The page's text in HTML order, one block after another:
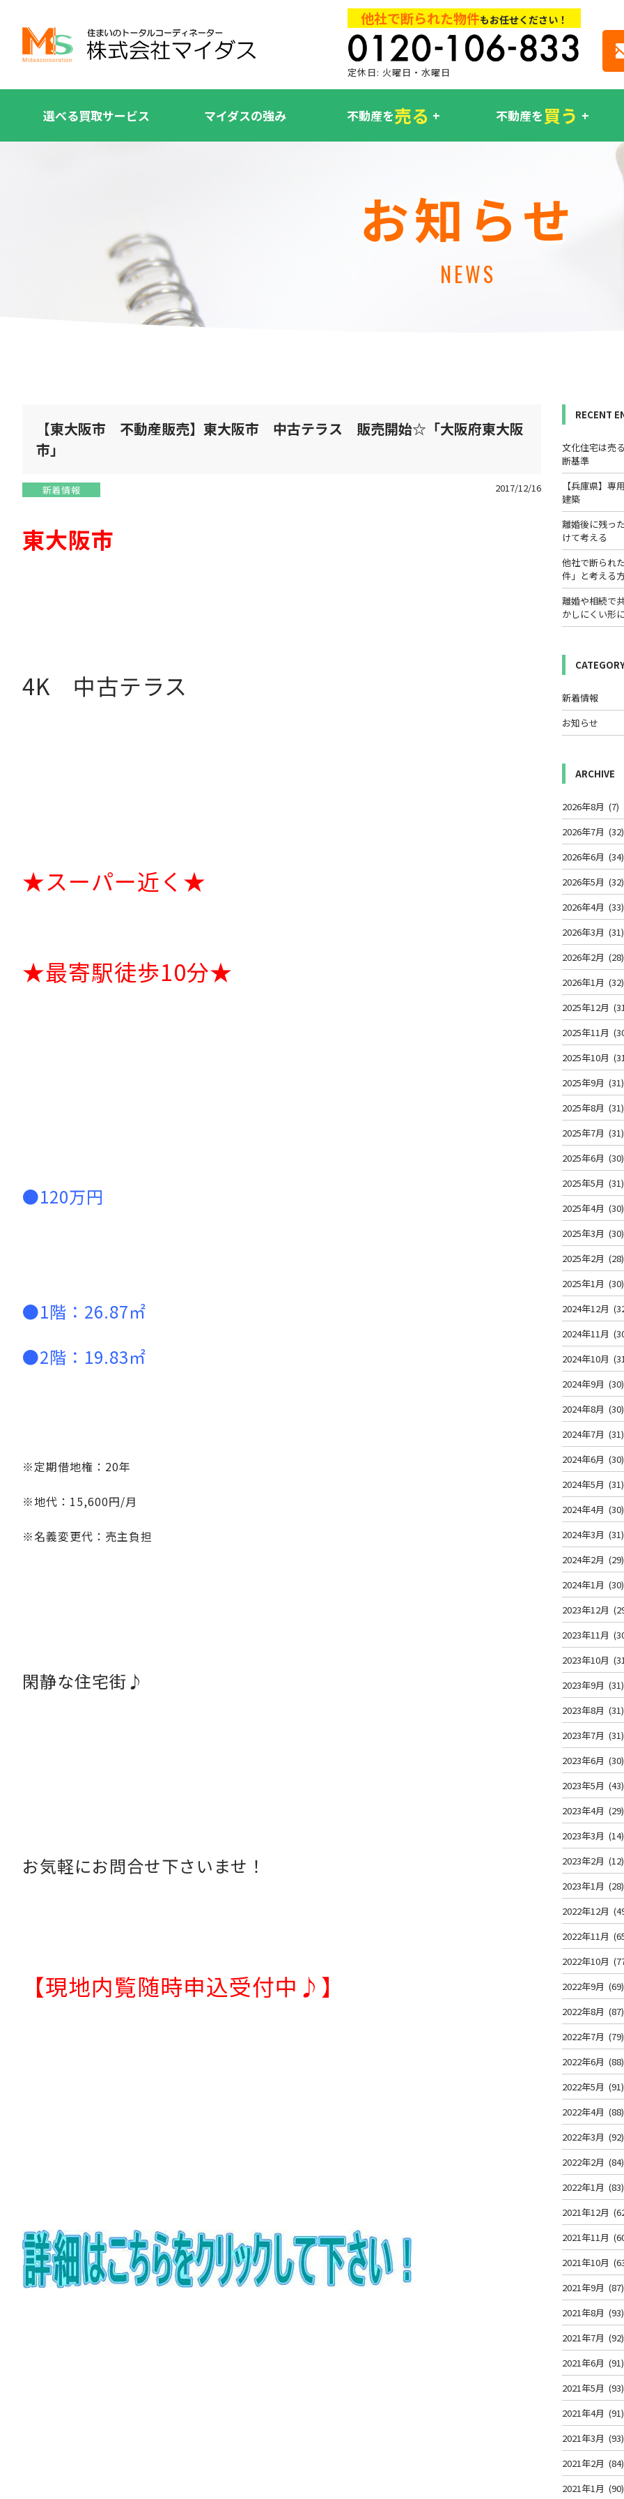
他社で断られた物件もお任せください！
定休日: 火曜日・水曜日
選べる買取サービス マイダスの強み 不動産を売る 不動産を買う
お知らせ
NEWS
【東大阪市 不動産販売】東大阪市 中古テラス 販売開始☆「大阪府東大阪
市」
新着情報 2017/12/16
東大阪市
4K 中古テラス
★スーパー近く★
★最寄駅徒歩10分★
●120万円
●1階：26.87㎡
●2階：19.83㎡
※定期借地権：20年
※地代：15,600円/月
※名義変更代：売主負担
閑静な住宅街♪
お気軽にお問合せ下さいませ！
【現地内覧随時申込受付中♪】
RECENT
文化住宅は売
断基準
【兵庫県】
建築
離婚後に残っ
けて考える
他社で断られ
件」と考える
離婚や相続で
かしにくい形
新着情報
お知らせ
ARCHIVE
2026年8月 (7)
2026年7月 (32)
2026年6月 (34)
2026年5月 (32)
2026年4月 (33)
2026年3月 (31)
2026年2月 (28)
2026年1月 (32)
2025年12月
2025年11月
2025年10月
2025年9月 (31)
2025年8月 (31)
2025年7月 (31)
2025年6月 (30)
2025年5月 (31)
2025年4月 (30)
2025年3月 (30)
2025年2月 (28)
2025年1月 (30)
2024年12月
2024年11月
2024年10月
2024年9月 (30)
2024年8月 (30)
2024年7月 (31)
2024年6月 (30)
2024年5月 (31)
2024年4月 (30)
2024年3月 (31)
2024年2月 (29)
2024年1月 (30)
2023年12月
2023年11月
2023年10月
2023年9月 (31)
2023年8月 (31)
2023年7月 (31)
2023年6月 (30)
2023年5月 (43)
2023年4月 (29)
2023年3月 (14)
2023年2月 (12)
2023年1月 (28)
2022年12月
2022年11月
2022年10月
2022年9月 (69)
2022年8月 (87)
2022年7月 (79)
2022年6月 (88)
2022年5月 (91)
2022年4月 (88)
2022年3月 (92)
2022年2月 (84)
2022年1月 (83)
2021年12月
2021年11月
2021年10月
2021年9月 (87)
2021年8月 (93)
2021年7月 (92)
2021年6月 (91)
2021年5月 (93)
2021年4月 (91)
2021年3月 (93)
2021年2月 (84)
2021年1月 (90)